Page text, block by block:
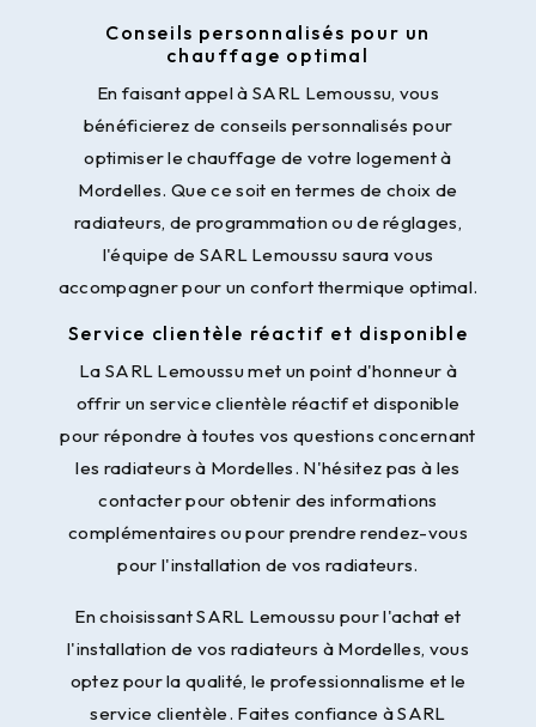
Conseils personnalisés pour un
chauffage optimal
En faisant appel à SARL Lemoussu, vous
bénéficierez de conseils personnalisés pour
optimiser le chauffage de votre logement à
Mordelles. Que ce soit en termes de choix de
radiateurs, de programmation ou de réglages,
l'équipe de SARL Lemoussu saura vous
accompagner pour un confort thermique optimal.
Service clientèle réactif et disponible
La SARL Lemoussu met un point d'honneur à
offrir un service clientèle réactif et disponible
pour répondre à toutes vos questions concernant
les radiateurs à Mordelles. N'hésitez pas à les
contacter pour obtenir des informations
complémentaires ou pour prendre rendez-vous
pour l'installation de vos radiateurs.
En choisissant SARL Lemoussu pour l'achat et
l'installation de vos radiateurs à Mordelles, vous
optez pour la qualité, le professionnalisme et le
service clientèle. Faites confiance à SARL